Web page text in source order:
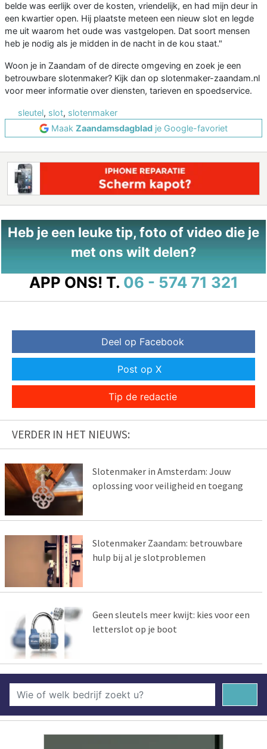
belde was eerlijk over de kosten, vriendelijk, en had mijn deur in
een kwartier open. Hij plaatste meteen een nieuw slot en legde
me uit waarom het oude was vastgelopen. Dat soort mensen
heb je nodig als je midden in de nacht in de kou staat."
Woon je in Zaandam of de directe omgeving en zoek je een
betrouwbare slotenmaker? Kijk dan op slotenmaker-zaandam.nl
voor meer informatie over diensten, tarieven en spoedservice.
sleutel, slot, slotenmaker
Maak Zaandamsdagblad je Google-favoriet
Heb je een leuke tip, foto of video die je
met ons wilt delen?
APP ONS! T. 06 - 574 71 321
Deel op Facebook
Post op X
Tip de redactie
VERDER IN HET NIEUWS:
Slotenmaker in Amsterdam: Jouw
oplossing voor veiligheid en toegang
Slotenmaker Zaandam: betrouwbare
hulp bij al je slotproblemen
Geen sleutels meer kwijt: kies voor een
letterslot op je boot